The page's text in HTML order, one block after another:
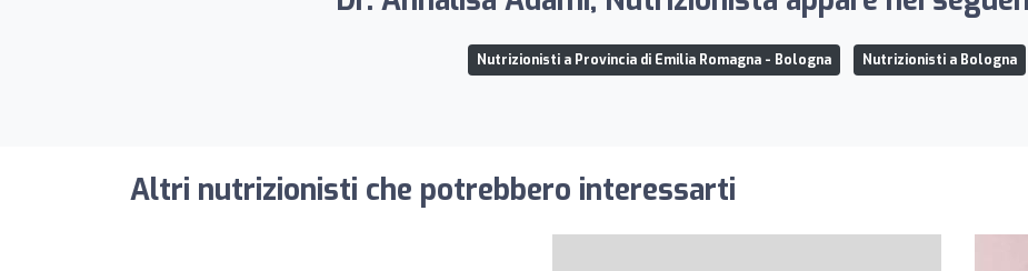
Nutrizionisti a Provincia di Emilia Romagna - Bologna Nutrizionisti a Bologna
Altri nutrizionisti che potrebbero interessarti